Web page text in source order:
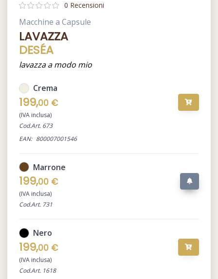
0 Recensioni
Macchine a Capsule
LAVAZZA
DESÉA
lavazza a modo mio
Crema
199,00 €
(IVA inclusa)
Cod.Art. 673
EAN: 800007001546
Marrone
199,00 €
(IVA inclusa)
Cod.Art. 731
Nero
199,00 €
(IVA inclusa)
Cod.Art. 1618